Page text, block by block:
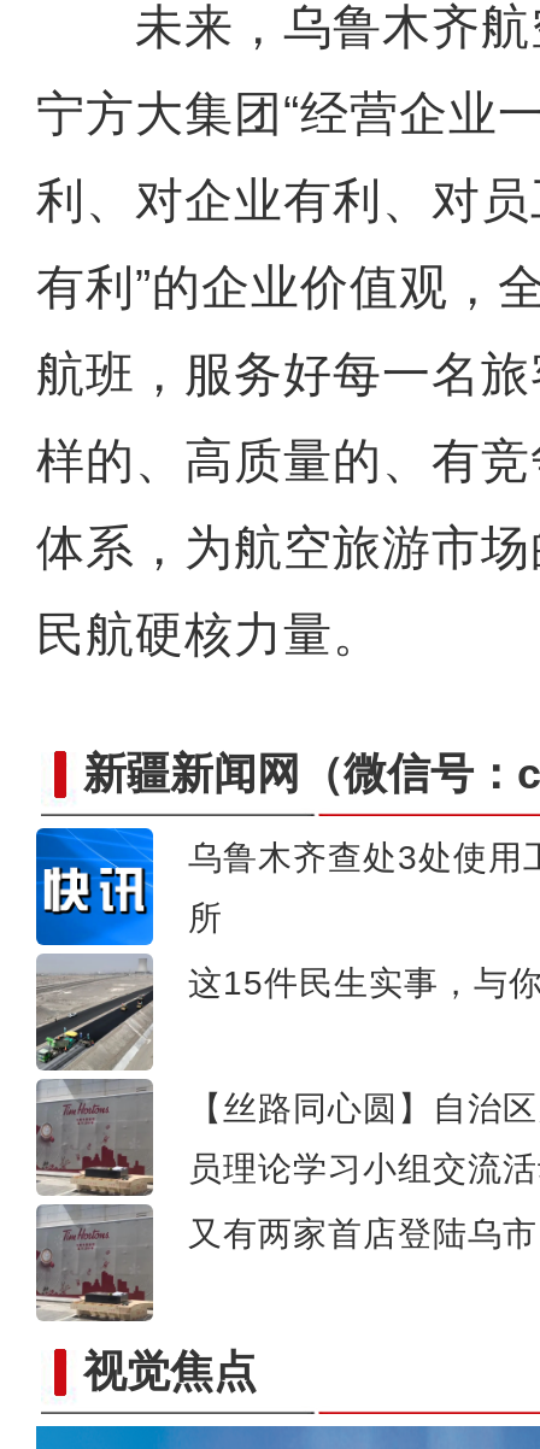
未来，乌鲁木齐航
宁方大集团“经营企业
利、对企业有利、对
有利”的企业价值观，
航班，服务好每一名
样的、高质量的、有
体系，为航空旅游市
民航硬核力量。
新疆新闻网 （微信号
乌鲁木齐查处3处使用
所
这15件民生实事，与
【丝路同心圆】自治
员理论学习小组交流
又有两家首店登陆乌
视觉焦点
《游在新疆、吃住在兵团》
《游在新疆、吃住在兵团》